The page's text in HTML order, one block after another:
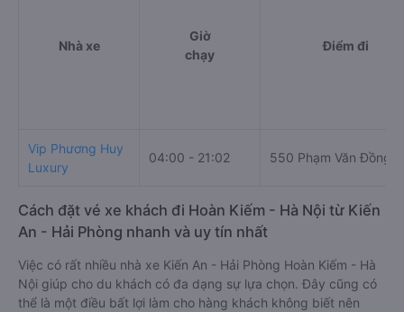
Nhà xe
Giờ
chạy
Điểm đi
Vip Phương Huy
Luxury
04:00 - 21:02 550 Phạm Văn Đồng
Cách đặt vé xe khách đi Hoàn Kiếm - Hà Nội từ Kiến
An - Hải Phòng nhanh và uy tín nhất
Việc có rất nhiều nhà xe Kiến An - Hải Phòng Hoàn Kiếm - Hà
Nội giúp cho du khách có đa dạng sự lựa chọn. Đây cũng có
thể là một điều bất lợi làm cho hàng khách không biết nên